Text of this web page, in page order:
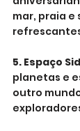
mar, praia e
5. Espaço
planetas e
outro